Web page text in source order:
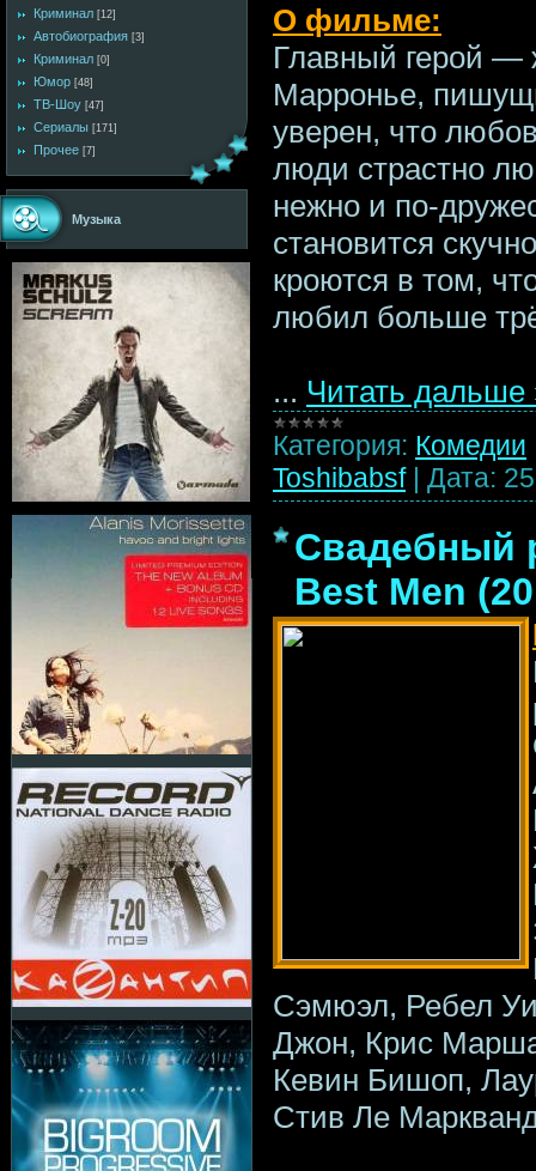
Криминал [12]
Автобиография [3]
Криминал [0]
Юмор [48]
ТВ-Шоу [47]
Сериалы [171]
Прочее [7]
Музыка
О фильме:
Главный герой —
Марронье,
уверен, что
люди страстно
нежно и по-
становится
кроются в том,
любил больше
... Читать дальше
Категория: Комедии
Toshibabsf | Дата:
Свадебный
Best Men
Сэмюэл, Ребел
Джон, Крис
Кевин Бишоп,
Стив Ле